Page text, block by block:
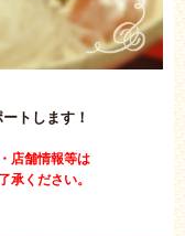
トします！
店舗情報等は
承ください。